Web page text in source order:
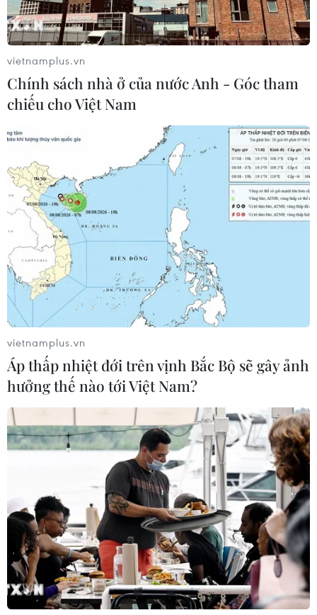
vietnamplus.vn
Chính sách nhà ở của nước Anh - Góc tham
chiếu cho Việt Nam
vietnamplus.vn
Áp thấp nhiệt đới trên vịnh Bắc Bộ sẽ gây ảnh
hưởng thế nào tới Việt Nam?